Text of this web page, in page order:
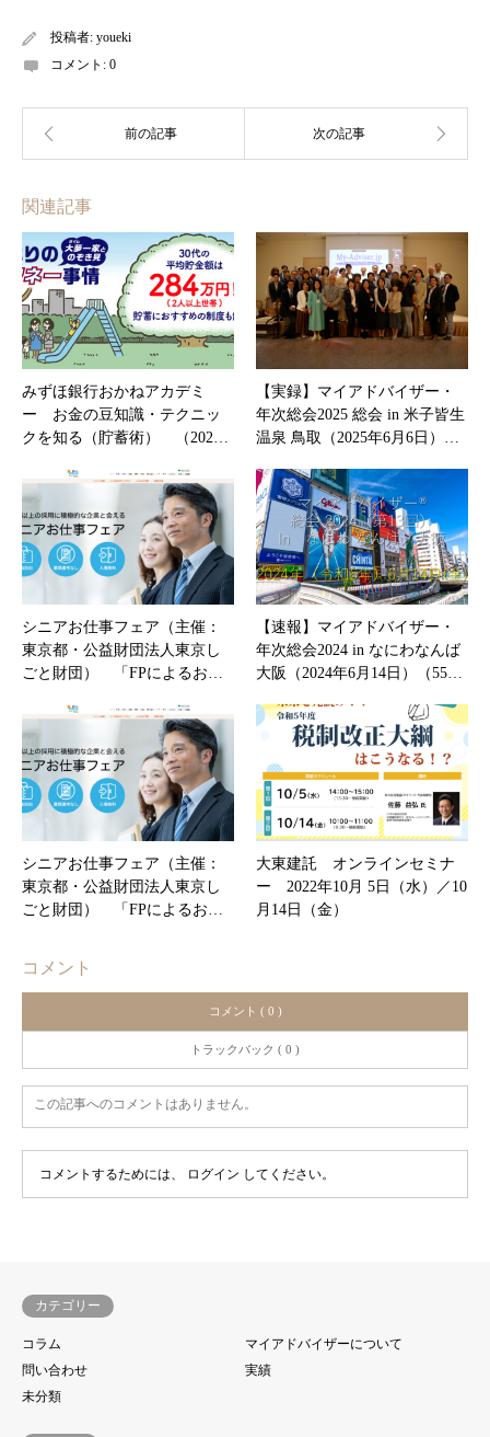
投稿者: youeki
コメント: 0
関連記事
みずほ銀行おかねアカデミ
ー お金の豆知識・テクニッ
クを知る（貯蓄術） （202…
【実録】マイアドバイザー・
年次総会2025 総会 in 米子皆生
温泉 鳥取（2025年6月6日）…
シニアお仕事フェア（主催：
東京都・公益財団法人東京し
ごと財団） 「FPによるお…
【速報】マイアドバイザー・
年次総会2024 in なにわなんば
大阪（2024年6月14日）（55…
シニアお仕事フェア（主催：
東京都・公益財団法人東京し
ごと財団） 「FPによるお…
大東建託 オンラインセミナ
ー 2022年10月 5日（水）／10
月14日（金）
コメント
コメント ( 0 )
トラックバック ( 0 )
この記事へのコメントはありません。
コメントするためには、 ログイン してください。
カテゴリー
コラム
マイアドバイザーについて
問い合わせ
実績
未分類